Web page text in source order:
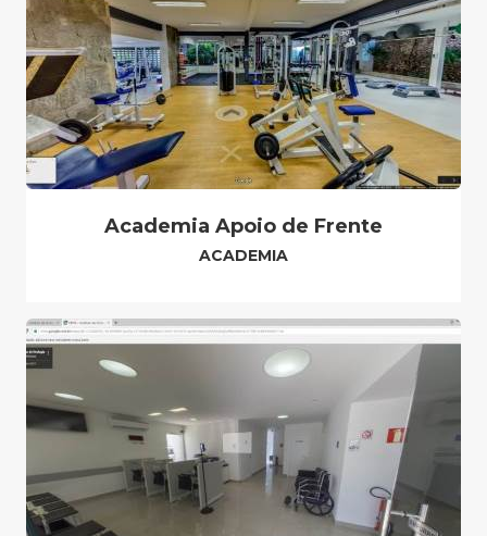
Academia Apoio de Frente
ACADEMIA